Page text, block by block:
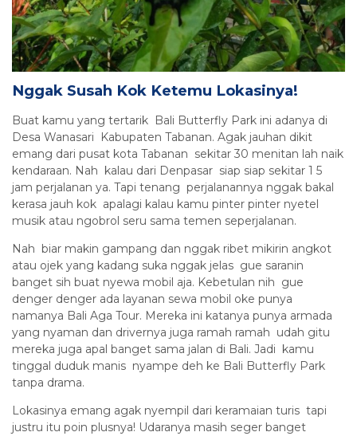
Nggak Susah Kok Ketemu Lokasinya!
Buat kamu yang tertarik Bali Butterfly Park ini adanya di
Desa Wanasari Kabupaten Tabanan. Agak jauhan dikit
emang dari pusat kota Tabanan sekitar 30 menitan lah naik
kendaraan. Nah kalau dari Denpasar siap siap sekitar 1 5
jam perjalanan ya. Tapi tenang perjalanannya nggak bakal
kerasa jauh kok apalagi kalau kamu pinter pinter nyetel
musik atau ngobrol seru sama temen seperjalanan.
Nah biar makin gampang dan nggak ribet mikirin angkot
atau ojek yang kadang suka nggak jelas gue saranin
banget sih buat nyewa mobil aja. Kebetulan nih gue
denger denger ada layanan sewa mobil oke punya
namanya Bali Aga Tour. Mereka ini katanya punya armada
yang nyaman dan drivernya juga ramah ramah udah gitu
mereka juga apal banget sama jalan di Bali. Jadi kamu
tinggal duduk manis nyampe deh ke Bali Butterfly Park
tanpa drama.
Lokasinya emang agak nyempil dari keramaian turis tapi
justru itu poin plusnya! Udaranya masih seger banget